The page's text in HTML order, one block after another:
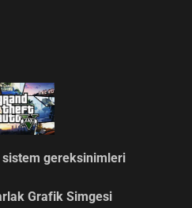
sistem gereksinimleri
Grafik Simgesi